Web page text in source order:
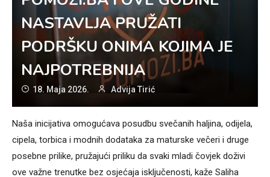
NASTAVLJA PRUŽATI
PODRŠKU ONIMA KOJIMA JE
NAJPOTREBNIJA
18. Maja 2026. Advija Tirić
Naša inicijativa omogućava posudbu svečanih haljina, odijela,
cipela, torbica i modnih dodataka za maturske večeri i druge
posebne prilike, pružajući priliku da svaki mladi čovjek doživi
ove važne trenutke bez osjećaja isključenosti, kaže Saliha